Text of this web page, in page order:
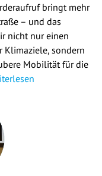
bringt mehr
– und das
nicht nur einen
Klimaziele, sondern
Mobilität für die